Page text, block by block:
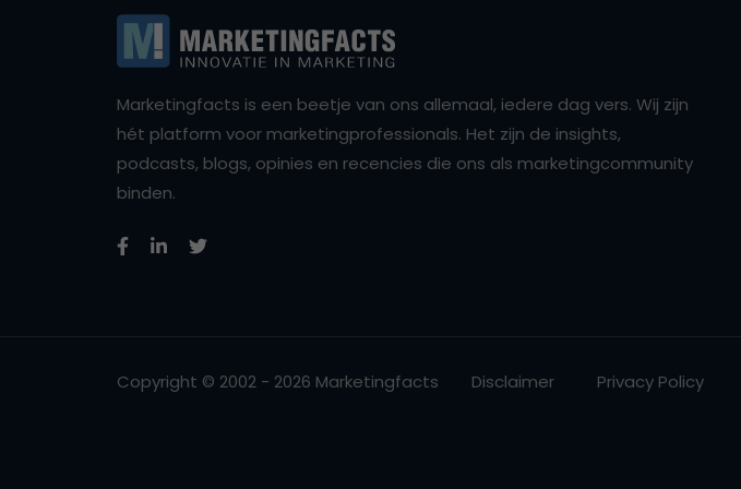
Marketingfacts is een beetje van ons allemaal, iedere dag vers. Wij zijn
hét platform voor marketingprofessionals. Het zijn de insights,
podcasts, blogs, opinies en recencies die ons als marketingcommunity
binden.
Copyright © 2002 - 2026 Marketingfacts Disclaimer Privacy Policy